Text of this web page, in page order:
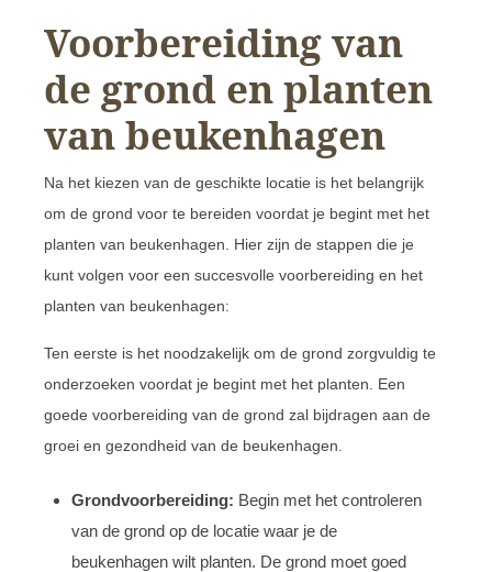
Voorbereiding van
de grond en planten
van beukenhagen
Na het kiezen van de geschikte locatie is het belangrijk
om de grond voor te bereiden voordat je begint met het
planten van beukenhagen. Hier zijn de stappen die je
kunt volgen voor een succesvolle voorbereiding en het
planten van beukenhagen:
Ten eerste is het noodzakelijk om de grond zorgvuldig te
onderzoeken voordat je begint met het planten. Een
goede voorbereiding van de grond zal bijdragen aan de
groei en gezondheid van de beukenhagen.
Grondvoorbereiding: Begin met het controleren
van de grond op de locatie waar je de
beukenhagen wilt planten. De grond moet goed